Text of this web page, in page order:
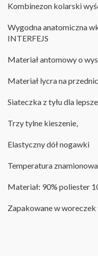
Kombinezon kolarski
Wygodna anatomiczna
INTERFEJS
Materiał antomowy o
Materiał lycra na
Siateczka z tyłu dla
Trzy tylne kieszenie,
Elastyczny dół nogawki
Temperatura
Materiał: 90% poliester
Zapakowane w